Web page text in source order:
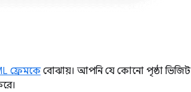
ফ্রেমকেবোঝায়। আপনি যে কোনো পৃষ্ঠা ভিজিট